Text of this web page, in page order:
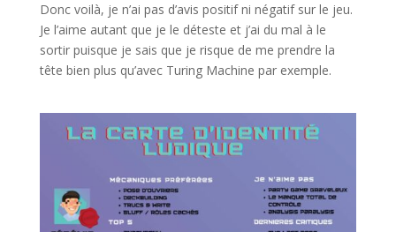
Donc voilà, je n’ai pas d’avis positif ni négatif sur le jeu.
Je l’aime autant que je le déteste et j’ai du mal à le
sortir puisque je sais que je risque de me prendre la
tête bien plus qu’avec Turing Machine par exemple.